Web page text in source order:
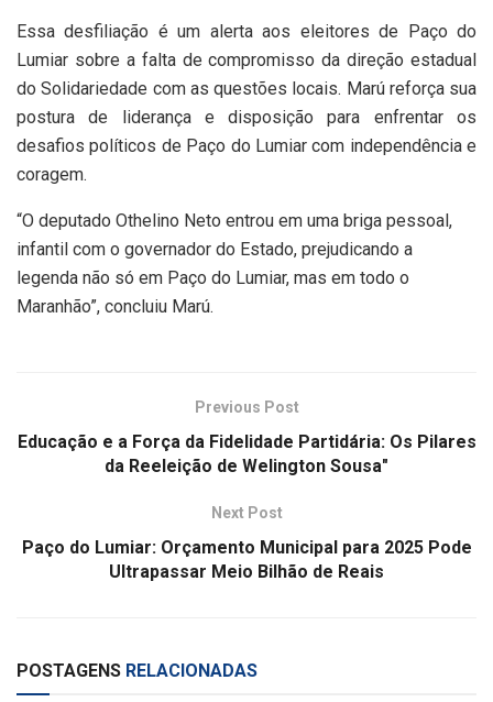
Essa desfiliação é um alerta aos eleitores de Paço do
Lumiar sobre a falta de compromisso da direção estadual
do Solidariedade com as questões locais. Marú reforça sua
postura de liderança e disposição para enfrentar os
desafios políticos de Paço do Lumiar com independência e
coragem.
“O deputado Othelino Neto entrou em uma briga pessoal,
infantil com o governador do Estado, prejudicando a
legenda não só em Paço do Lumiar, mas em todo o
Maranhão”, concluiu Marú.
Previous Post
Educação e a Força da Fidelidade Partidária: Os Pilares
da Reeleição de Welington Sousa"
Next Post
Paço do Lumiar: Orçamento Municipal para 2025 Pode
Ultrapassar Meio Bilhão de Reais
POSTAGENS RELACIONADAS